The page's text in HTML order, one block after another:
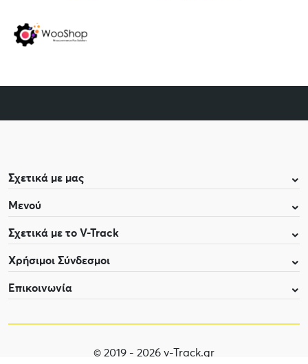
Σχετικά με μας
Μενού
Σχετικά με το V-Track
Χρήσιμοι Σύνδεσμοι
Επικοινωνία
© 2019 - 2026 v-Track.gr